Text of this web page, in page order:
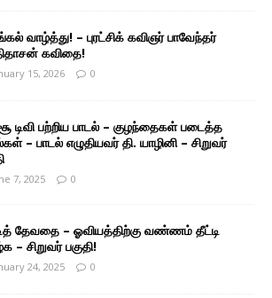
வாழ்த்து! – புரட்சிக் கவிஞர் பாவேந்தர்
கவிதை!
15, 2026 0
டிவி பற்றிய பாடல் – குழந்தைகள் படைத்த
– பாடல் எழுதியவர் தி. யாழினி – சிறுவர்
7, 2025 0
தேவதை – ஓவியத்திற்கு வண்ணம் தீட்டி
– சிறுவர் பகுதி!
24, 2025 0